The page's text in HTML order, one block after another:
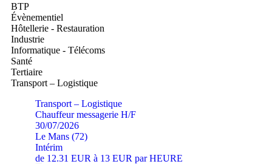
BTP
Évènementiel
Hôtellerie - Restauration
Industrie
Informatique - Télécoms
Santé
Tertiaire
Transport – Logistique
Transport – Logistique
Chauffeur messagerie H/F
30/07/2026
Le Mans (72)
Intérim
de 12.31 EUR à 13 EUR par HEURE